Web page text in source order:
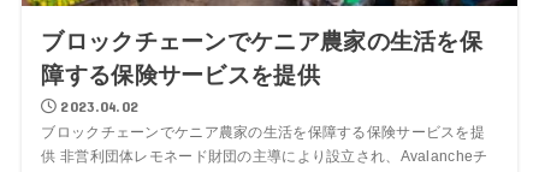
ブロックチェーンでケニア農家の生活を保
障する保険サービスを提供
2023.04.02
ブロックチェーンでケニア農家の生活を保障する保険サービスを提
供 非営利団体レモネード財団の主導により設立され、Avalancheチ